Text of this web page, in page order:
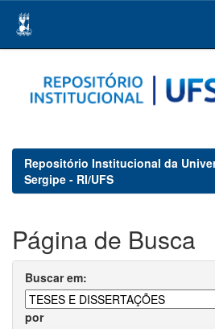
navigation
Repositório Institucional da
Sergipe - RI/UFS
Página de Busca
Buscar em:
por